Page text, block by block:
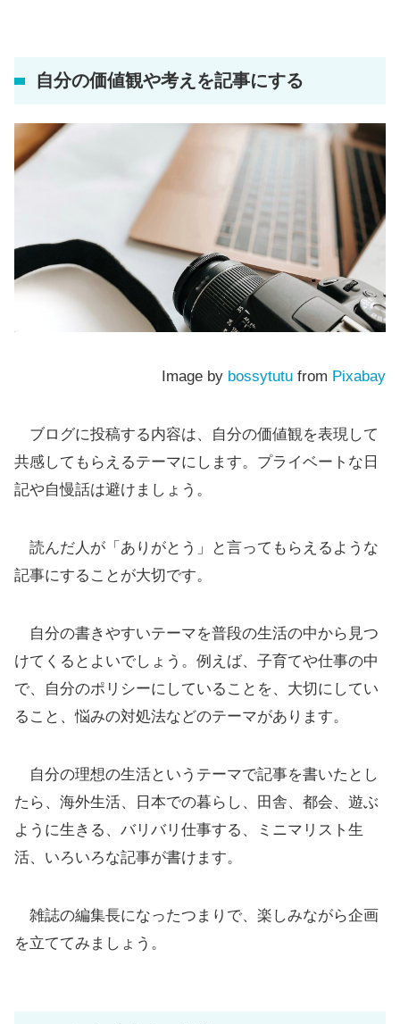
自分の価値観や考えを記事にする
Image by bossytutu from Pixabay
ブログに投稿する内容は、自分の価値観を表現して
共感してもらえるテーマにします。プライベートな日
記や自慢話は避けましょう。
読んだ人が「ありがとう」と言ってもらえるような
記事にすることが大切です。
自分の書きやすいテーマを普段の生活の中から見つ
けてくるとよいでしょう。例えば、子育てや仕事の中
で、自分のポリシーにしていることを、大切にしてい
ること、悩みの対処法などのテーマがあります。
自分の理想の生活というテーマで記事を書いたとし
たら、海外生活、日本での暮らし、田舎、都会、遊ぶ
ように生きる、バリバリ仕事する、ミニマリスト生
活、いろいろな記事が書けます。
雑誌の編集長になったつまりで、楽しみながら企画
を立ててみましょう。